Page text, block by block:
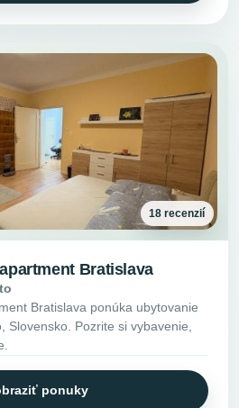
18 recenzií
Bratislava
Bratislava ponúka ubytovanie
Slovensko. Pozrite si vybavenie,
ponuky